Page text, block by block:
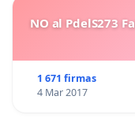
NO al PdelS273
1 671 firmas
4 Mar 2017